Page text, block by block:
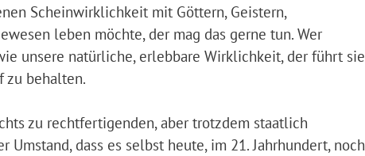
Scheinwirklichkeit mit Göttern, Geistern,
leben möchte, der mag das gerne tun. Wer
unsere natürliche, erlebbare Wirklichkeit, der führt sie
zu behalten.
zu rechtfertigenden, aber trotzdem staatlich
dass es selbst heute, im 21. Jahrhundert, noch